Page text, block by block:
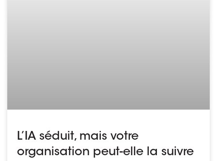
L’IA séduit, mais votre
organisation peut-elle la suivre